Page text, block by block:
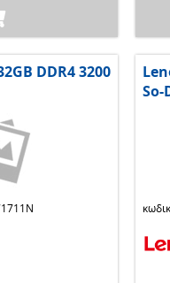
DDR4 3200
So-